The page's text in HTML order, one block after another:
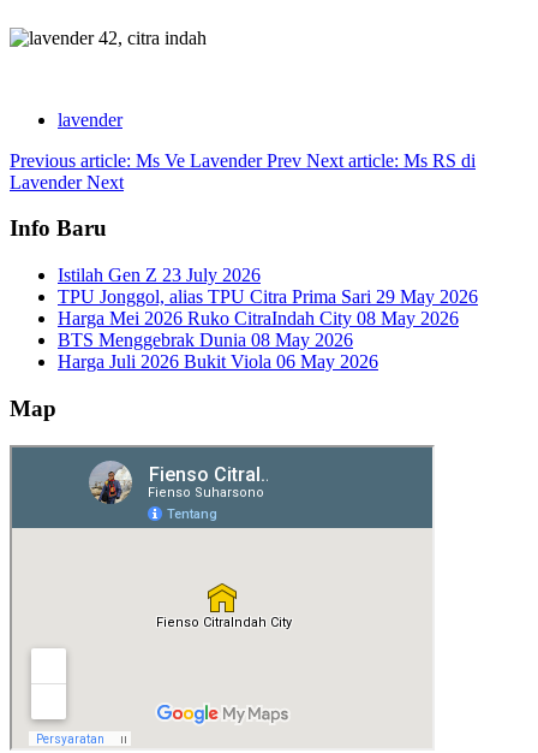
lavender
Previous article: Ms Ve LavenderPrev Next article: Ms RS di
LavenderNext
Info Baru
Istilah Gen Z 23 July 2026
TPU Jonggol, alias TPU Citra Prima Sari 29 May 2026
Harga Mei 2026 Ruko CitraIndah City 08 May 2026
BTS Menggebrak Dunia 08 May 2026
Harga Juli 2026 Bukit Viola 06 May 2026
Map